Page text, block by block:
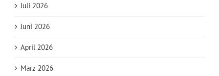
Juli 2026
Juni 2026
April 2026
März 2026